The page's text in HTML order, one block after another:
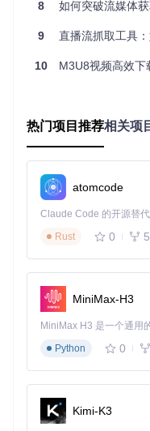
文件，省去手动合并的
对于在线教育用户，
课程直播内容，方便课
工具下载了教授的直播
大大提高了学习效率。
体育赛事录制
体育爱好者可以用它来
球迷，错过了一场重要
你可以轻松下载比赛的
锦。
会议内容备份
在工作中，重要的会议
m3u8-downloader保存
参加会议的同事观看，
娱乐内容收藏
8 如何突破流媒体获取瓶
9 直播流抓取工具：
10 M3U8视频高效
热门项目推荐相关项
atomcode
Rust
0
MiniMax-H3
Python
0
Kimi-K3